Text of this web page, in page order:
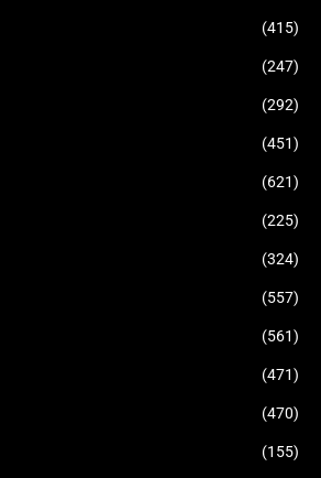
(415)
(247)
(292)
(451)
(621)
(225)
(324)
(557)
(561)
(471)
(470)
(155)